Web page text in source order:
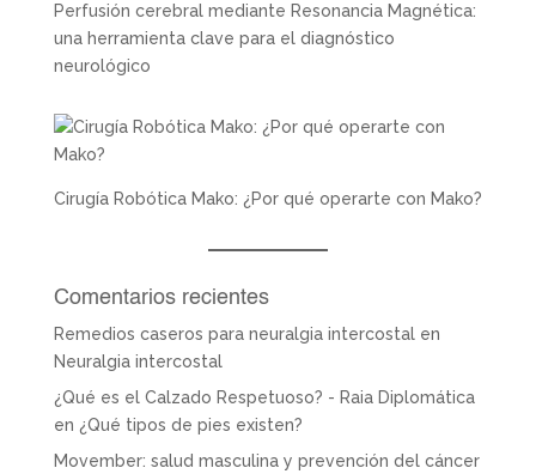
Perfusión cerebral mediante Resonancia Magnética:
una herramienta clave para el diagnóstico
neurológico
Cirugía Robótica Mako: ¿Por qué operarte con Mako?
Comentarios recientes
Remedios caseros para neuralgia intercostalen
Neuralgia intercostal
¿Qué es el Calzado Respetuoso? - Raia Diplomática
en ¿Qué tipos de pies existen?
Movember: salud masculina y prevención del cáncer